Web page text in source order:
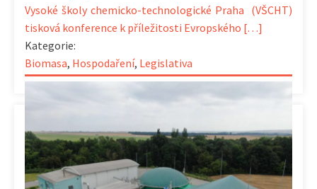
Vysoké školy chemicko-technologické Praha (VŠCHT)
tisková konference k příležitosti Evropského […]
Kategorie:
Biomasa, Hospodaření, Legislativa